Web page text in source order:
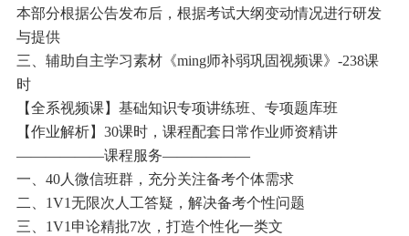
本部分根据公告发布后，根据考试大纲变动情况进行研发
与提供
三、辅助自主学习素材《ming师补弱巩固视频课》-238课
时
【全系视频课】基础知识专项讲练班、专项题库班
【作业解析】30课时，课程配套日常作业师资精讲
——————课程服务——————
一、40人微信班群，充分关注备考个体需求
二、1V1无限次人工答疑，解决备考个性问题
三、1V1申论精批7次，打造个性化一类文